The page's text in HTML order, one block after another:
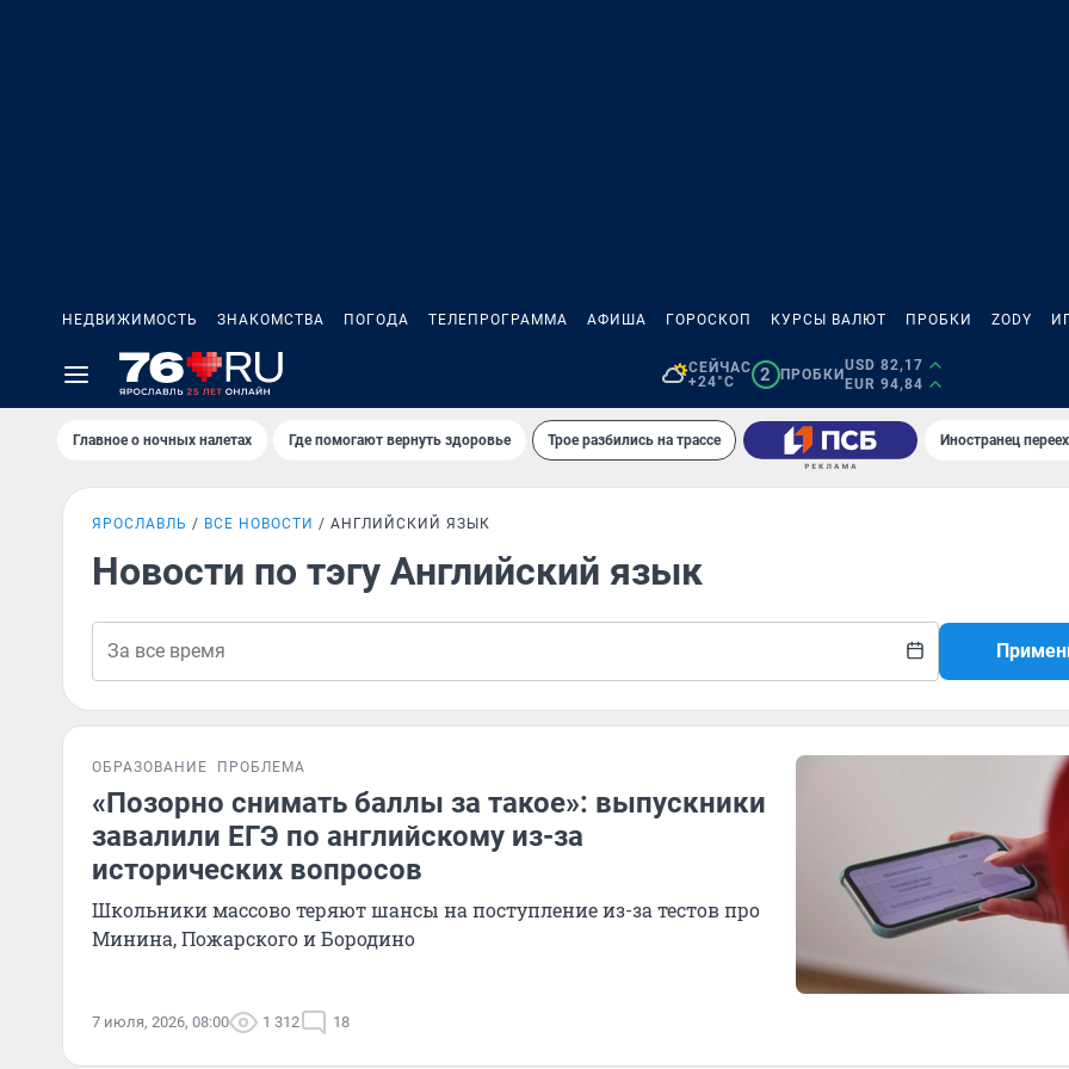
НЕДВИЖИМОСТЬ ЗНАКОМСТВА ПОГОДА ТЕЛЕПРОГРАММА АФИША ГОРОСКОП КУРСЫ ВАЛЮТ ПРОБКИ ZODY
СЕЙЧАС
+24°C
2 ПРОБКИ
USD 82,17
EUR 94,84
Главное о ночных налетах Где помогают вернуть здоровье Трое разбились на трассе Иностранец
ЯРОСЛАВЛЬ ВСЕ НОВОСТИ АНГЛИЙСКИЙ ЯЗЫК
Новости по тэгу Английский язык
ОБРАЗОВАНИЕ ПРОБЛЕМА
«Позорно снимать баллы за такое»: выпускники
завалили ЕГЭ по английскому из-за
исторических вопросов
Школьники массово теряют шансы на поступление из-за тестов про
Минина, Пожарского и Бородино
7 июля, 2026, 08:00 1 312 18